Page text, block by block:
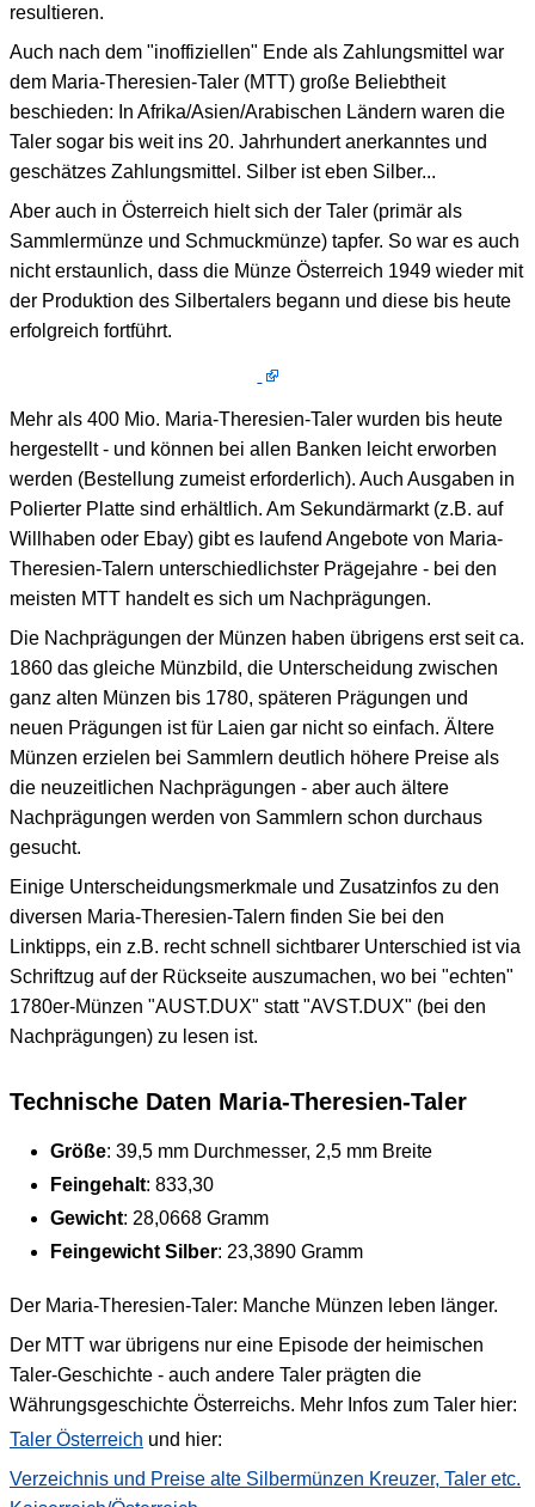
resultieren.
Auch nach dem "inoffiziellen" Ende als Zahlungsmittel war
dem Maria-Theresien-Taler (MTT) große Beliebtheit
beschieden: In Afrika/Asien/Arabischen Ländern waren die
Taler sogar bis weit ins 20. Jahrhundert anerkanntes und
geschätzes Zahlungsmittel. Silber ist eben Silber...
Aber auch in Österreich hielt sich der Taler (primär als
Sammlermünze und Schmuckmünze) tapfer. So war es auch
nicht erstaunlich, dass die Münze Österreich 1949 wieder mit
der Produktion des Silbertalers begann und diese bis heute
erfolgreich fortführt.
Mehr als 400 Mio. Maria-Theresien-Taler wurden bis heute
hergestellt - und können bei allen Banken leicht erworben
werden (Bestellung zumeist erforderlich). Auch Ausgaben in
Polierter Platte sind erhältlich. Am Sekundärmarkt (z.B. auf
Willhaben oder Ebay) gibt es laufend Angebote von Maria-
Theresien-Talern unterschiedlichster Prägejahre - bei den
meisten MTT handelt es sich um Nachprägungen.
Die Nachprägungen der Münzen haben übrigens erst seit ca.
1860 das gleiche Münzbild, die Unterscheidung zwischen
ganz alten Münzen bis 1780, späteren Prägungen und
neuen Prägungen ist für Laien gar nicht so einfach. Ältere
Münzen erzielen bei Sammlern deutlich höhere Preise als
die neuzeitlichen Nachprägungen - aber auch ältere
Nachprägungen werden von Sammlern schon durchaus
gesucht.
Einige Unterscheidungsmerkmale und Zusatzinfos zu den
diversen Maria-Theresien-Talern finden Sie bei den
Linktipps, ein z.B. recht schnell sichtbarer Unterschied ist via
Schriftzug auf der Rückseite auszumachen, wo bei "echten"
1780er-Münzen "AUST.DUX" statt "AVST.DUX" (bei den
Nachprägungen) zu lesen ist.
Technische Daten Maria-Theresien-Taler
Größe: 39,5 mm Durchmesser, 2,5 mm Breite
Feingehalt: 833,30
Gewicht: 28,0668 Gramm
Feingewicht Silber: 23,3890 Gramm
Der Maria-Theresien-Taler: Manche Münzen leben länger.
Der MTT war übrigens nur eine Episode der heimischen
Taler-Geschichte - auch andere Taler prägten die
Währungsgeschichte Österreichs. Mehr Infos zum Taler hier:
Taler Österreich und hier:
Verzeichnis und Preise alte Silbermünzen Kreuzer, Taler etc.